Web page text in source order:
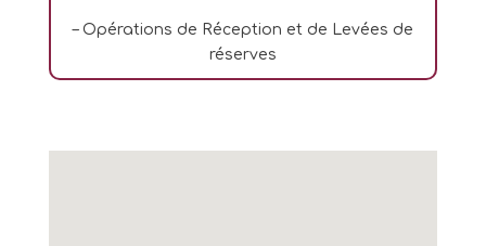
– Opérations de Réception et de Levées de
réserves